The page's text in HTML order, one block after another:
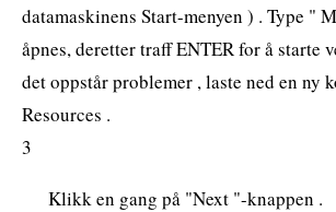
datamaskinens Start-menyen ) . Type "
åpnes, deretter traff ENTER for å starte
det oppstår problemer , laste ned en ny
Resources .
3
Klikk en gang på "Next "-knappen .